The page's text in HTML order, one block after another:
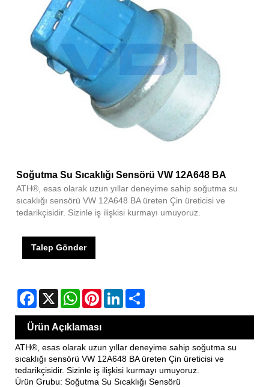
Soğutma Su Sıcaklığı Sensörü VW 12A648 BA
ATH®, esas olarak uzun yıllar deneyime sahip soğutma su
sıcaklığı sensörü VW 12A648 BA üreten Çin üreticisi ve
tedarikçisidir. Sizinle iş ilişkisi kurmayı umuyoruz.
Talep Gönder
Facebook
X WhatsAppPinterestLinkedIn
Ürün Açıklaması
ATH®, esas olarak uzun yıllar deneyime sahip soğutma su
sıcaklığı sensörü VW 12A648 BA üreten Çin üreticisi ve
tedarikçisidir. Sizinle iş ilişkisi kurmayı umuyoruz.
Ürün Grubu: Soğutma Su Sıcaklığı Sensörü